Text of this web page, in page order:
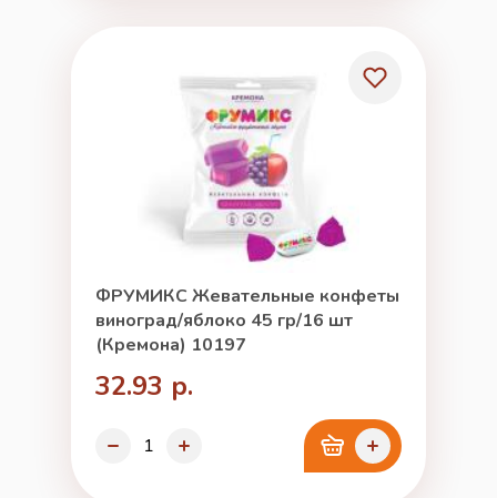
ФРУМИКС Жевательные конфеты
виноград/яблоко 45 гр/16 шт
(Кремона) 10197
32.93 р.